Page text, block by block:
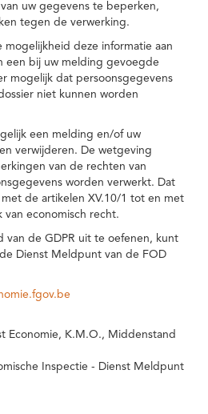
uw gegevens te beperken,
tegen de verwerking.
deze informatie aan
een bij uw melding gevoegde
mogelijk dat persoonsgegevens
niet kunnen worden
een melding en/of uw
verwijderen. De wetgeving
van de rechten van
worden verwerkt. Dat
de artikelen XV.10/1 tot en met
van economisch recht.
de GDPR uit te oefenen, kunt
Dienst Meldpunt van de FOD
Economie, K.M.O., Middenstand
Inspectie - Dienst Meldpunt